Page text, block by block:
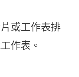
或工作表排
作表。